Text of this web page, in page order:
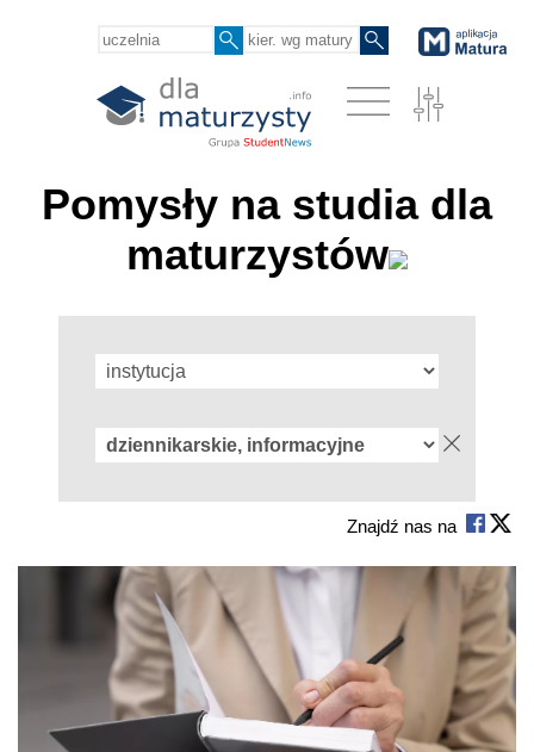
Pomysły na studia dla
maturzystów
Znajdź nas na